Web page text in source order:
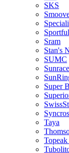
SKS
Sportful
Sram
Stan's
SUMC
Sunrace
Super B
Syncros
Taya
Topeak